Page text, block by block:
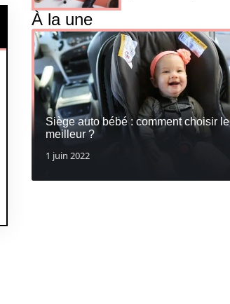
À la une
Siège auto bébé : comment choisir le
meilleur ?
1 juin 2022